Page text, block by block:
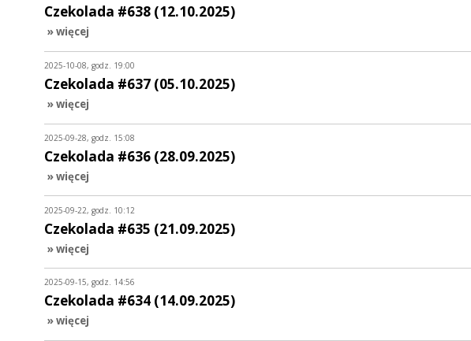
Czekolada #638 (12.10.2025)
» więcej
2025-10-08, godz. 19:00
Czekolada #637 (05.10.2025)
» więcej
2025-09-28, godz. 15:08
Czekolada #636 (28.09.2025)
» więcej
2025-09-22, godz. 10:12
Czekolada #635 (21.09.2025)
» więcej
2025-09-15, godz. 14:56
Czekolada #634 (14.09.2025)
» więcej